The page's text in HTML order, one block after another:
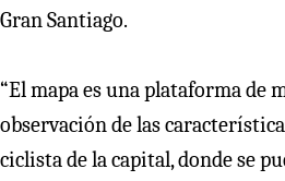
Gran Santiago.
“El mapa es una plataforma de
observación de las
ciclista de la capital, donde se